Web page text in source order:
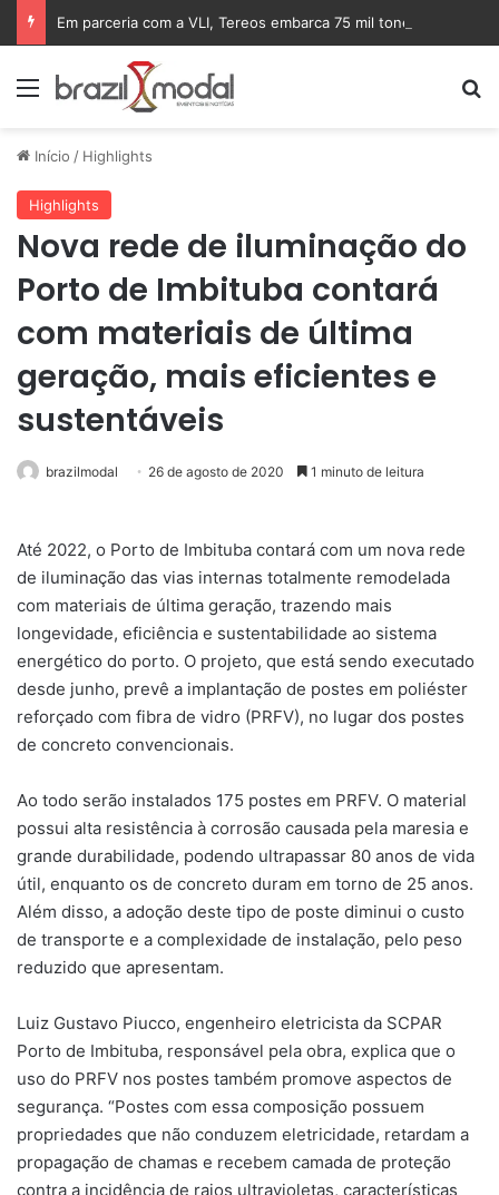
Menu
Início / Highlights
Highlights
Nova rede de iluminação do
Porto de Imbituba contará
com materiais de última
geração, mais eficientes e
sustentáveis
brazilmodal 26 de agosto de 2020 1 minuto de leitura
Até 2022, o Porto de Imbituba contará com um nova rede
de iluminação das vias internas totalmente remodelada
com materiais de última geração, trazendo mais
longevidade, eficiência e sustentabilidade ao sistema
energético do porto. O projeto, que está sendo executado
desde junho, prevê a implantação de postes em poliéster
reforçado com fibra de vidro (PRFV), no lugar dos postes
de concreto convencionais.
Ao todo serão instalados 175 postes em PRFV. O material
possui alta resistência à corrosão causada pela maresia e
grande durabilidade, podendo ultrapassar 80 anos de vida
útil, enquanto os de concreto duram em torno de 25 anos.
Além disso, a adoção deste tipo de poste diminui o custo
de transporte e a complexidade de instalação, pelo peso
reduzido que apresentam.
Luiz Gustavo Piucco, engenheiro eletricista da SCPAR
Porto de Imbituba, responsável pela obra, explica que o
uso do PRFV nos postes também promove aspectos de
segurança. “Postes com essa composição possuem
propriedades que não conduzem eletricidade, retardam a
propagação de chamas e recebem camada de proteção
contra a incidência de raios ultravioletas, características